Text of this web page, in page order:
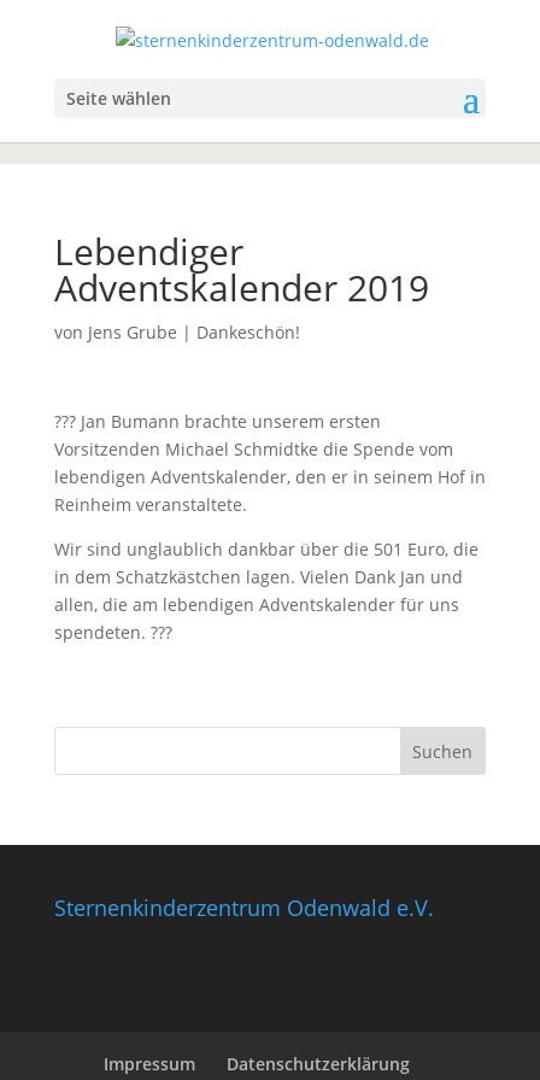
Seite wählen
Lebendiger
Adventskalender 2019
von Jens Grube | Dankeschön!
???Jan Bumann brachte unserem ersten
Vorsitzenden Michael Schmidtke die Spende vom
lebendigen Adventskalender, den er in seinem Hof in
Reinheim veranstaltete.
Wir sind unglaublich dankbar über die 501 Euro, die
in dem Schatzkästchen lagen. Vielen Dank Jan und
allen, die am lebendigen Adventskalender für uns
spendeten. ???
Sternenkinderzentrum Odenwald e.V.
Impressum Datenschutzerklärung